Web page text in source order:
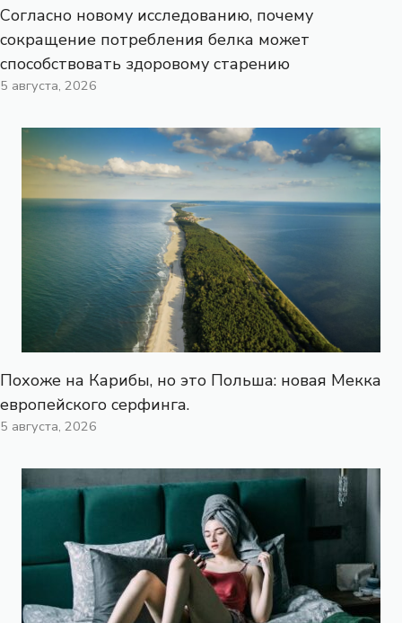
Согласно новому исследованию, почему
сокращение потребления белка может
способствовать здоровому старению
5 августа, 2026
Похоже на Карибы, но это Польша: новая Мекка
европейского серфинга.
5 августа, 2026